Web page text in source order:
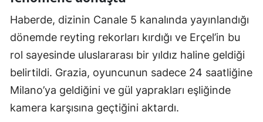
Haberde, dizinin Canale 5 kanalında yayınlandığı
dönemde reyting rekorları kırdığı ve Erçel’in bu
rol sayesinde uluslararası bir yıldız haline geldiği
belirtildi. Grazia, oyuncunun sadece 24 saatliğine
Milano’ya geldiğini ve gül yaprakları eşliğinde
kamera karşısına geçtiğini aktardı.